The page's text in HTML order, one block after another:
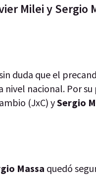
Milei y Sergio
duda que el
nivel nacional. Por
(JxC) ySergio
Massa quedó